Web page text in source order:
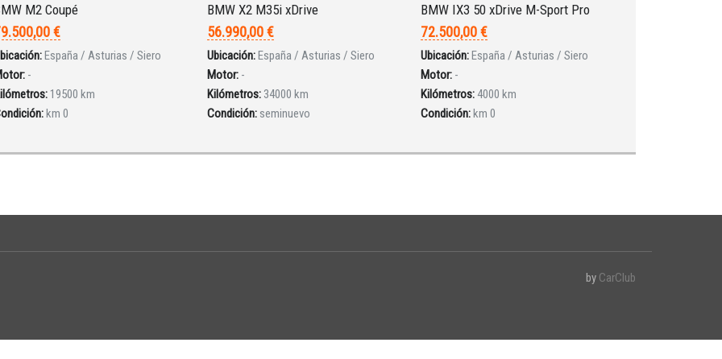
M2 Coupé
€
España / Asturias / Siero
-
19500 km
km 0
BMW X2 M35i xDrive
56.990,00 €
Ubicación:España / Asturias / Siero
Motor: -
Kilómetros: 34000 km
Condición: seminuevo
BMW IX3 50 xDrive M-Sport Pro
72.500,00 €
Ubicación:España / Asturias / Siero
Motor: -
Kilómetros:4000 km
Condición:km 0
by CarClub